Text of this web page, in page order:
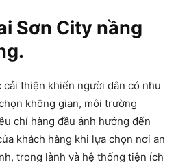
Sơn City nầng
thiện khiến người dân có nhu
không gian, môi trường
chí hàng đầu ảnh hưởng đến
khách hàng khi lựa chọn nơi an
trong lành và hệ thống tiện ích